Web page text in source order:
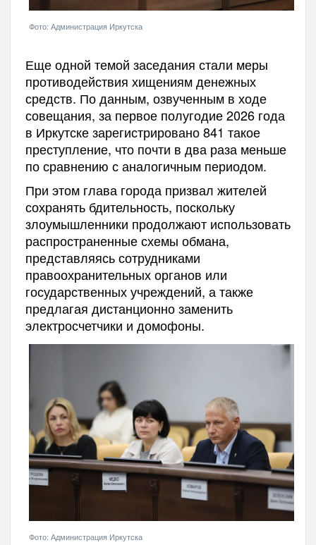
Фото: Администрация Иркутска
Еще одной темой заседания стали меры
противодействия хищениям денежных
средств. По данным, озвученным в ходе
совещания, за первое полугодие 2026 года
в Иркутске зарегистрировано 841 такое
преступление, что почти в два раза меньше
по сравнению с аналогичным периодом.
При этом глава города призвал жителей
сохранять бдительность, поскольку
злоумышленники продолжают использовать
распространенные схемы обмана,
представляясь сотрудниками
правоохранительных органов или
государственных учреждений, а также
предлагая дистанционно заменить
электросчетчики и домофоны.
Фото: Администрация Иркутска